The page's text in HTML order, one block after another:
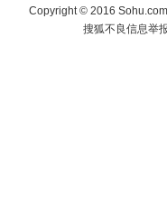
Copyright©2016
搜狐不良信息举